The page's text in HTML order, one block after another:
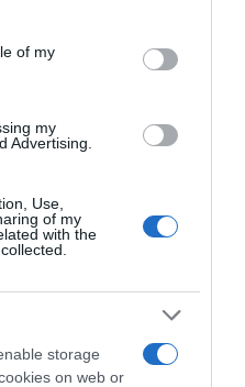
purposes in below Google
of my
my
Advertising.
Use,
of my
with the
storage
on web or
την πρόσληψη του
η ιστοσελίδα της
Άρη